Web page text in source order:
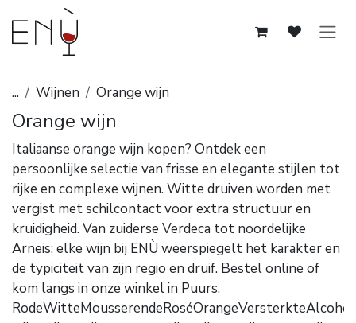
Overslaan naar inhoud
... Wijnen Orange wijn
Orange wijn
Italiaanse orange wijn kopen? Ontdek een
persoonlijke selectie van frisse en elegante stijlen tot
rijke en complexe wijnen. Witte druiven worden met
vergist met schilcontact voor extra structuur en
kruidigheid. Van zuiderse Verdeca tot noordelijke
Arneis: elke wijn bij ENÙ weerspiegelt het karakter en
de typiciteit van zijn regio en druif. Bestel online of
kom langs in onze winkel in Puurs.
RodeWitteMousserendeRoséOrangeVersterkte